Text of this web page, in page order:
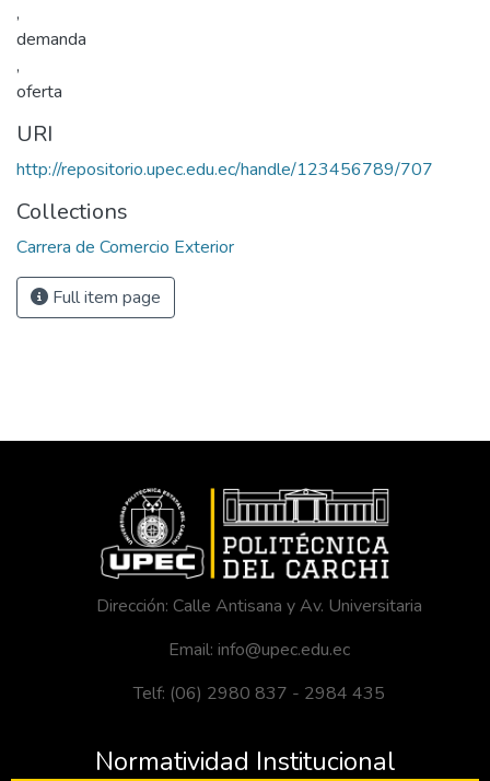
,
demanda
,
oferta
URI
http://repositorio.upec.edu.ec/handle/123456789/707
Collections
Carrera de Comercio Exterior
Full item page
Dirección: Calle Antisana y Av. Universitaria
Email: info@upec.edu.ec
Telf: (06) 2980 837 - 2984 435
Normatividad Institucional